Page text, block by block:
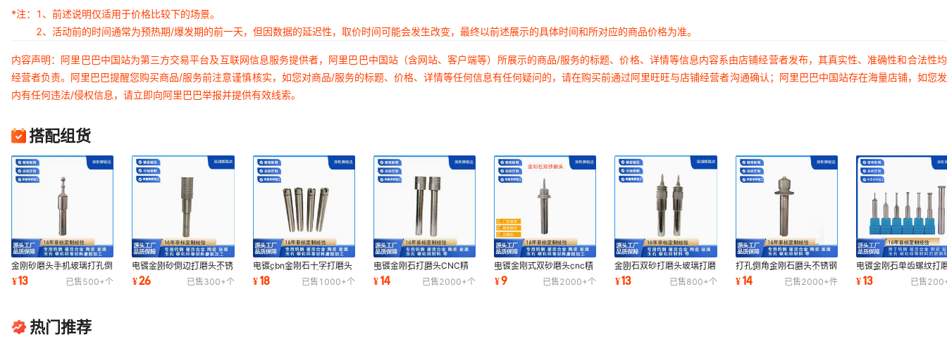
*注：
1、前述说明仅适用于价格比较下的场景。
2、活动前的时间通常为预热期/爆发期的前一天，但因数据的延迟性，取价时间可能会发生改变，最终以前述展示的具体时间和所对应的商品价格为准。
内容声明：阿里巴巴中国站为第三方交易平台及互联网信息服务提供者，阿里巴巴中国站（含网站、客户端等）所展示的商品/服务的标题、价格、详情等信息内容系由店铺经营者发布，其真实性、准确性和合法性
经营者负责。阿里巴巴提醒您购买商品/服务前注意谨慎核实，如您对商品/服务的标题、价格、详情等任何信息有任何疑问的，请在购买前通过阿里旺旺与店铺经营者沟通确认；阿里巴巴中国站存在海量店铺，如您
内有任何违法/侵权信息，请立即向阿里巴巴举报并提供有效线索。
搭配组货
金刚砂磨头手机玻璃打孔倒
边抛光高精度钻头
¥13 已售500+个
电镀金刚砂倒边打磨头不锈
钢材高玻璃端璃陶瓷硬脆材
料sdc高精度
¥26 已售300+个
电镀cbn金刚石十字打磨头
钨钢玻璃陶瓷开槽专用打磨
打孔专用工具
¥18 已售 1000+个
电镀金刚石打磨头CNC精
雕机磨头陶瓷玻璃加工铣刀
切割耐用打磨机
¥14 已售2000+个
电镀金刚式双砂磨头cnc精
雕机打孔倒边打磨头加工玻
璃陶瓷圆头
¥9 已售2000+个
金刚石双砂打磨头玻璃打磨
精雕机加工中心专用磨棒刀
具数控打磨机
¥13 已售800+个
打孔倒角金刚石磨头不锈钢
磨头玻璃陶瓷硬脆材料刀具
打金刚砂
¥14 已售2000+件
电镀金刚石单齿螺纹打
钨钢陶瓷玻璃专用开槽
平头陶瓷专用
¥13 已售
热门推荐